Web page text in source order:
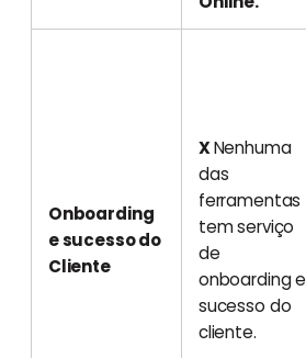
Onboarding
e sucesso do
Cliente
XNenhuma
das
ferramentas
tem serviço
de
onboarding e
sucesso do
cliente.